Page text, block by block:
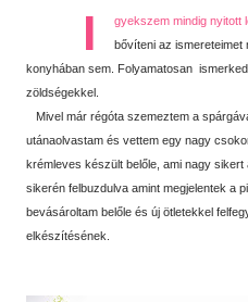
I
gyekszem mindig nyitott
bővíteni az ismereteimet
konyhában sem. Folyamatosan
zöldségekkel.
Mivel már régóta szemeztem a
utánaolvastam és vettem egy nagy
krémleves készült belőle, ami nagy
sikerén felbuzdulva amint megjelentek a
bevásároltam belőle és új ötletekkel
elkészítésének.